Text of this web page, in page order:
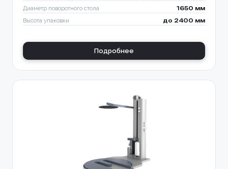
Диаметр поворотного стола 1650 мм
Высота упаковки до 2400 мм
Подробнее